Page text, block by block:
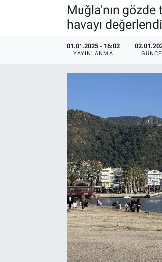
Muğla'nın
havayı
01.01.2025 - 16:02
YAYINLANMA
Kültür Sanat
Son Dakika Haberleri
Haber Arşivi